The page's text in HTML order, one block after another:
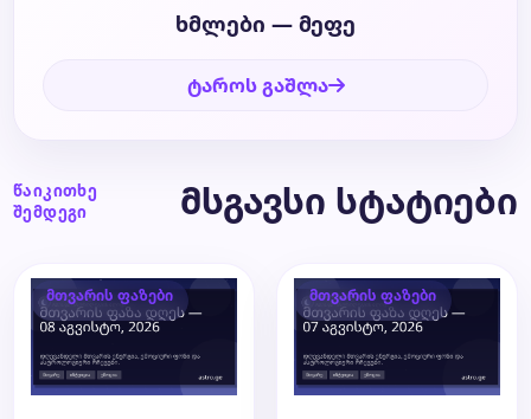
ხმლები — მეფე
ტაროს გაშლა
წაიკითხე
შემდეგი
მსგავსი სტატიები
მთვარის ფაზები მთვარის ფაზები